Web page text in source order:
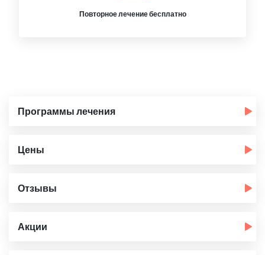
Повторное лечение бесплатно
Программы лечения
Цены
Отзывы
Акции